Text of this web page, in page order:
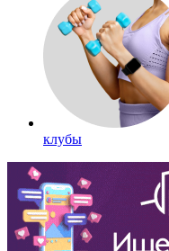
клубы